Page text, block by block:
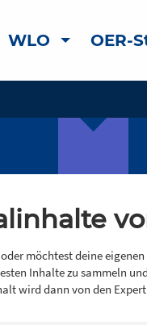
WLO OER-
möchtest deine
Inhalte zu sammeln
wird dann von den